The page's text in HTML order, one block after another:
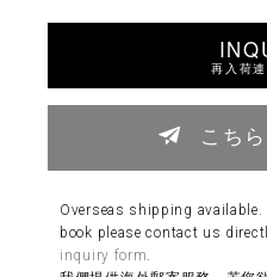
再入荷
こち
Overseas shipping
book please contact us
inquiry form